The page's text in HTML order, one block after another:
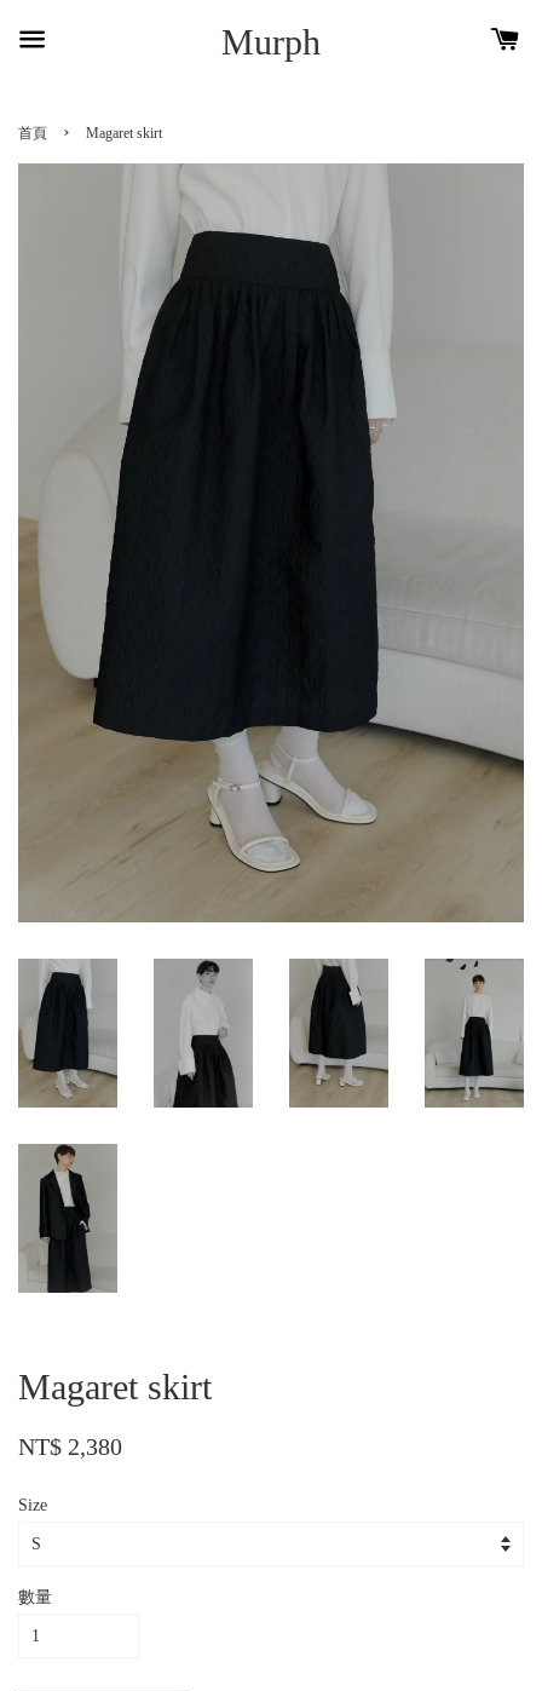
Murph
首頁 › Magaret skirt
Magaret skirt
NT$ 2,380
Size
數量